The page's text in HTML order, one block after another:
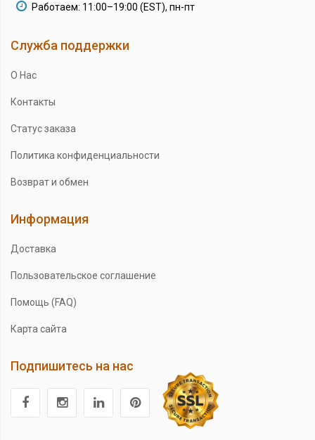
Работаем: 11:00–19:00 (EST), пн-пт
Служба поддержки
О Нас
Контакты
Статус заказа
Политика конфиденциальности
Возврат и обмен
Информация
Доставка
Пользовательское соглашение
Помощь (FAQ)
Карта сайта
Подпишитесь на нас